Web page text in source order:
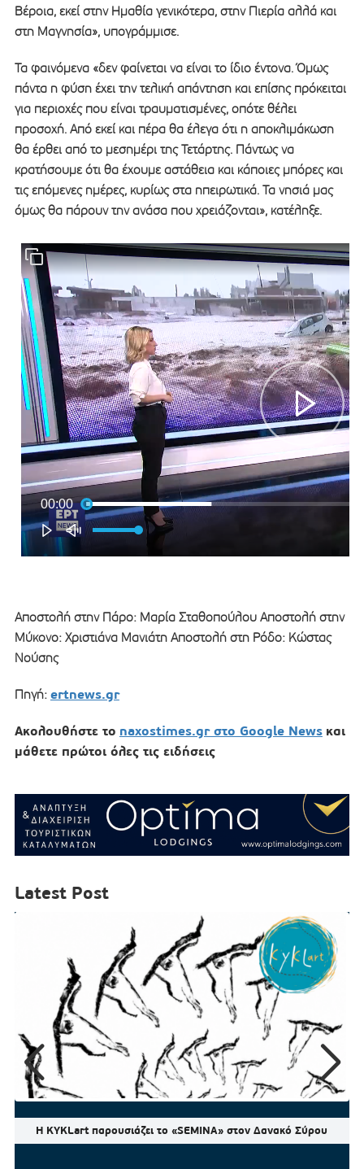
Βέροια, εκεί στην Ημαθία γενικότερα, στην Πιερία αλλά και
στη Μαγνησία», υπογράμμισε.
Τα φαινόμενα «δεν φαίνεται να είναι το ίδιο έντονα. Όμως
πάντα η φύση έχει την τελική απάντηση και επίσης πρόκειται
για περιοχές που είναι τραυματισμένες, οπότε θέλει
προσοχή. Από εκεί και πέρα θα έλεγα ότι η αποκλιμάκωση
θα έρθει από το μεσημέρι της Τετάρτης. Πάντως να
κρατήσουμε ότι θα έχουμε αστάθεια και κάποιες μπόρες και
τις επόμενες ημέρες, κυρίως στα ηπειρωτικά. Τα νησιά μας
όμως θα πάρουν την ανάσα που χρειάζονται», κατέληξε.
Αποστολή στην Πάρο: Μαρία Σταθοπούλου Αποστολή στην
Μύκονο: Χριστιάνα Μανιάτη Αποστολή στη Ρόδο: Κώστας
Νούσης
Πηγή: ertnews.gr
Ακολουθήστε το naxostimes.gr στο Google News και
μάθετε πρώτοι όλες τις ειδήσεις
Latest Post
Η KYKLart παρουσιάζει το «SEMINA» στον Δανακό Σύρου